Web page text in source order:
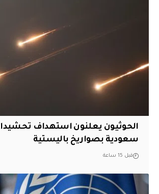
الحوثيون يعلنون استهداف
سعودية بصواريخ باليستية
قبل 15 ساعة